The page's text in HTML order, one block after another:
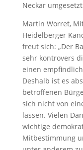
Neckar
Martin Worret,
Heidelberger
freut sich: „Der
sehr kontrovers
einen
Deshalb ist es
betroffenen
sich nicht von
lassen. Vielen
wichtige
Mitbestimmung